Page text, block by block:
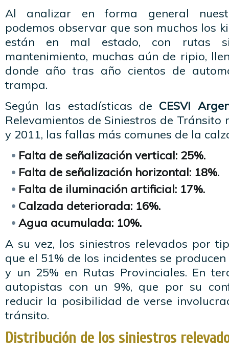
Al analizar en forma general
podemos observar que son muchos los
están en mal estado, con rutas
mantenimiento, muchas aún de ripio,
donde año tras año cientos de
trampa.
Según las estadísticas de CESVI
Relevamientos de Siniestros de Tránsito
y 2011, las fallas más comunes de la
Falta de señalización vertical: 25%.
Falta de señalización horizontal: 18%.
Falta de iluminación artificial: 17%.
Calzada deteriorada: 16%.
Agua acumulada: 10%.
A su vez, los siniestros relevados por
que el 51% de los incidentes se
y un 25% en Rutas Provinciales. En
autopistas con un 9%, que por su
reducir la posibilidad de verse
tránsito.
Distribución de los siniestros